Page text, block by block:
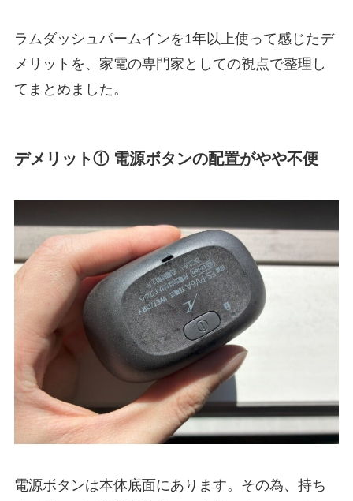
ラムダッシュパームインを1年以上使って感じたデ
メリットを、家電の専門家としての視点で整理し
てまとめました。
デメリット① 電源ボタンの配置がやや不便
電源ボタンは本体底面にあります。その為、持ち